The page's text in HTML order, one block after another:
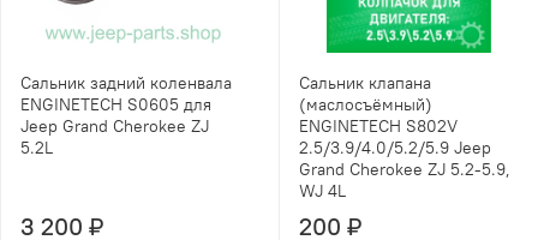
Сальник задний коленвала
ENGINETECH S0605 для
Jeep Grand Cherokee ZJ
5.2L
3 200 ₽
Сальник клапана
(маслосъёмный)
ENGINETECH S802V
2.5/3.9/4.0/5.2/5.9 Jeep
Grand Cherokee ZJ 5.2-5.9,
WJ 4L
200 ₽